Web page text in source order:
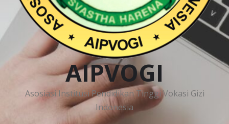
AIPVOGI
Asosiasi Institusi Pendidikan Tinggi Vokasi Gizi
Indonesia